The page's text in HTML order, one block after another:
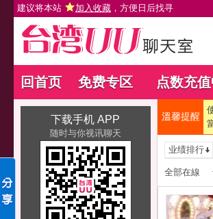
建议将本站 加入收藏 ，方便日后找寻
回首页 免费专区 点数充
下载手机 APP
随时与你视讯聊天
溫馨提醒
业绩排行
全部在線